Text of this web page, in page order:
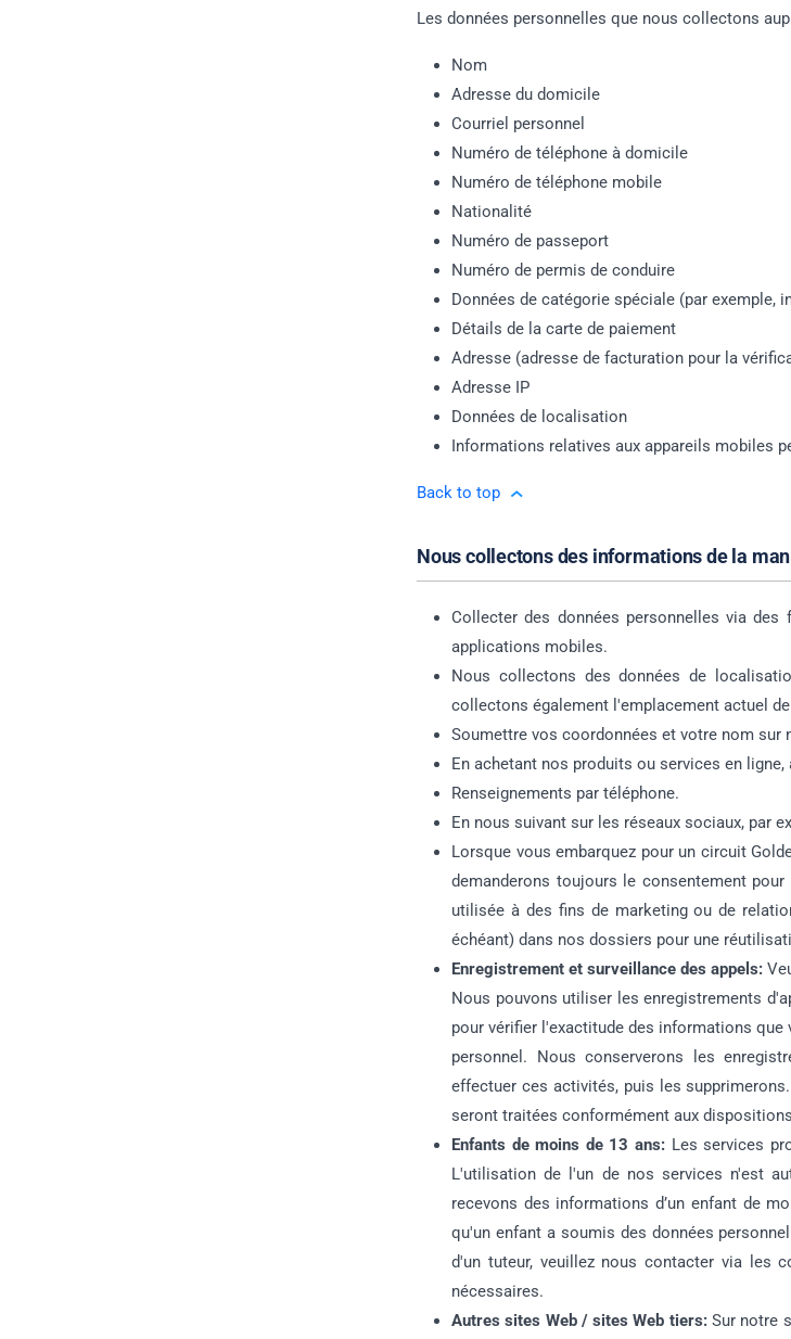
Les données personnelles que nous collectons
Nom
Adresse du domicile
Courriel personnel
Numéro de téléphone à domicile
Numéro de téléphone mobile
Nationalité
Numéro de passeport
Numéro de permis de conduire
Données de catégorie spéciale (par
Détails de la carte de paiement
Adresse (adresse de facturation pour la
Adresse IP
Données de localisation
Informations relatives aux appareils mobiles
Back to top
Nous collectons des informations de la
Collecter des données personnelles via
applications mobiles.
Nous collectons des données de
collectons également l'emplacement actuel
Soumettre vos coordonnées et votre nom sur
En achetant nos produits ou services en
Renseignements par téléphone.
En nous suivant sur les réseaux sociaux, par
Lorsque vous embarquez pour un circuit
demanderons toujours le consentement
utilisée à des fins de marketing ou de
échéant) dans nos dossiers pour une
Enregistrement et surveillance des appels:
Nous pouvons utiliser les enregistrements
pour vérifier l'exactitude des informations
personnel. Nous conserverons les
effectuer ces activités, puis les
seront traitées conformément aux
Enfants de moins de 13 ans: Les services
L'utilisation de l'un de nos services n'est
recevons des informations d’un enfant de
qu'un enfant a soumis des données
d'un tuteur, veuillez nous contacter via les
nécessaires.
Autres sites Web / sites Web tiers:Sur notre